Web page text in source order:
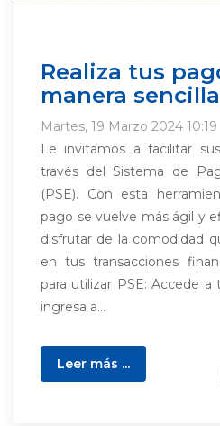
Realiza tus
manera
Martes, 19 Marzo 2024 10:19
Le invitamos a facilitar
través del Sistema de
(PSE). Con esta
pago se vuelve más ágil y
disfrutar de la comodidad
en tus transacciones
para utilizar PSE: Accede a
ingresa a...
Leer más ...